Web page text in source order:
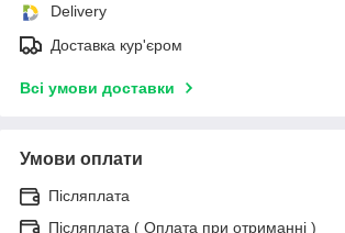
Delivery
Доставка кур'єром
Всі умови доставки
Умови оплати
Післяплата
Післяплата ( Оплата при отриманні )